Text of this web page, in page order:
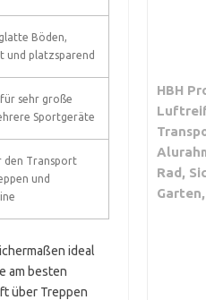
Böden,
und platzsparend
sehr große
Sportgeräte
den Transport
und
ideal
am besten
über Treppen
HBH
Rad,